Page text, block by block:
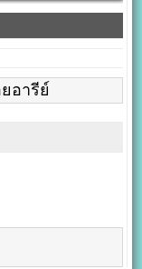
อารีย์